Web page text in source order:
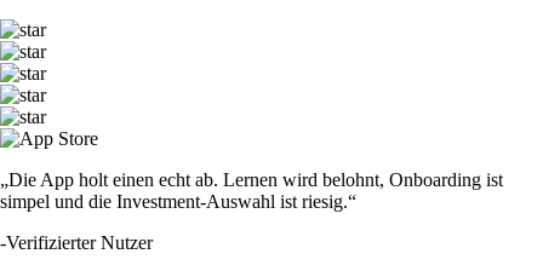
„Die App holt einen echt ab. Lernen wird belohnt, Onboarding ist
simpel und die Investment-Auswahl ist riesig.“
-Verifizierter Nutzer